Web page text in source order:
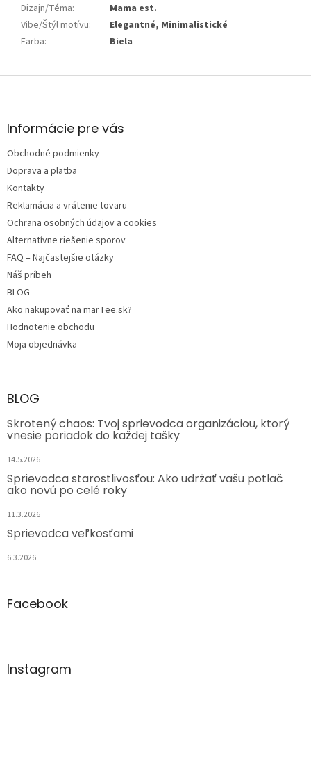
Dizajn/Téma:
Mama est.
Vibe/Štýl motívu:
Elegantné, Minimalistické
Farba: Biela
Z
ä
e
Informácie pre vás
Obchodné podmienky
Doprava a platba
Kontakty
Reklamácia a vrátenie tovaru
Ochrana osobných údajov a cookies
Alternatívne riešenie sporov
FAQ – Najčastejšie otázky
Náš príbeh
BLOG
Ako nakupovať na marTee.sk?
Hodnotenie obchodu
Moja objednávka
BLOG
Skrotený chaos: Tvoj sprievodca organizáciou, ktorý
vnesie poriadok do každej tašky
14.5.2026
Sprievodca starostlivosťou: Ako udržať vašu potlač
ako novú po celé roky
11.3.2026
Sprievodca veľkosťami
6.3.2026
Facebook
Instagram